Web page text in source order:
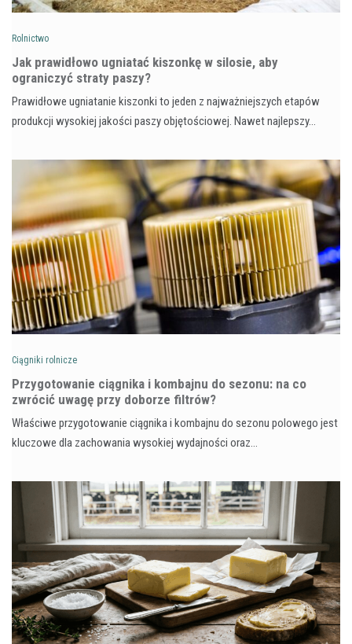
Rolnictwo
Jak prawidłowo ugniatać kiszonkę w silosie, aby
ograniczyć straty paszy?
Prawidłowe ugniatanie kiszonki to jeden z najważniejszych etapów
produkcji wysokiej jakości paszy objętościowej. Nawet najlepszy…
Ciągniki rolnicze
Przygotowanie ciągnika i kombajnu do sezonu: na co
zwrócić uwagę przy doborze filtrów?
Właściwe przygotowanie ciągnika i kombajnu do sezonu polowego jest
kluczowe dla zachowania wysokiej wydajności oraz…